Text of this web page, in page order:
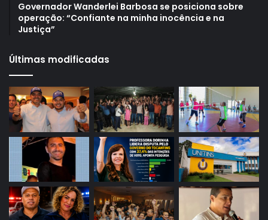
Governador Wanderlei Barbosa se posiciona sobre
operação: “Confiante na minha inocência e na
Justiça”
Últimas modificadas